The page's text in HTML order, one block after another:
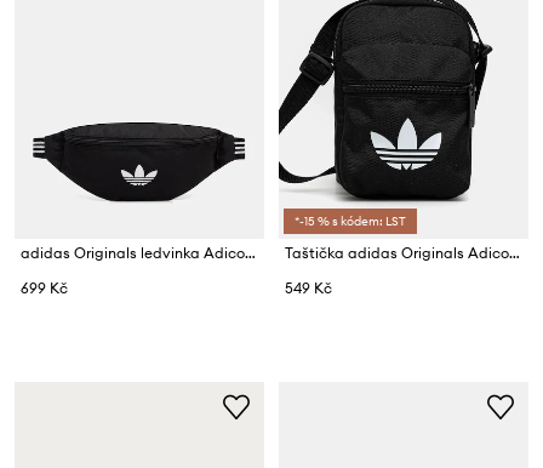
adidas Originals ledvinka Adicolor
699 Kč
*-15 % s kódem: LST
Taštička adidas Originals Adicolor
549 Kč